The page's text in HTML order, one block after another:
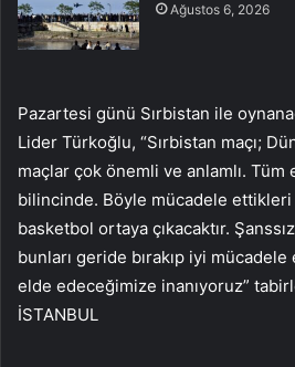
Ağustos 6, 2026
Pazartesi günü Sırbistan ile
Lider Türkoğlu, “Sırbistan maçı;
maçlar çok önemli ve anlamlı. Tüm
bilincinde. Böyle mücadele
basketbol ortaya çıkacaktır.
bunları geride bırakıp iyi
elde edeceğimize inanıyoruz”
İSTANBUL